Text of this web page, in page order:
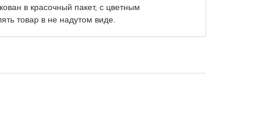
в красочный пакет, с цветным
товар в не надутом виде.